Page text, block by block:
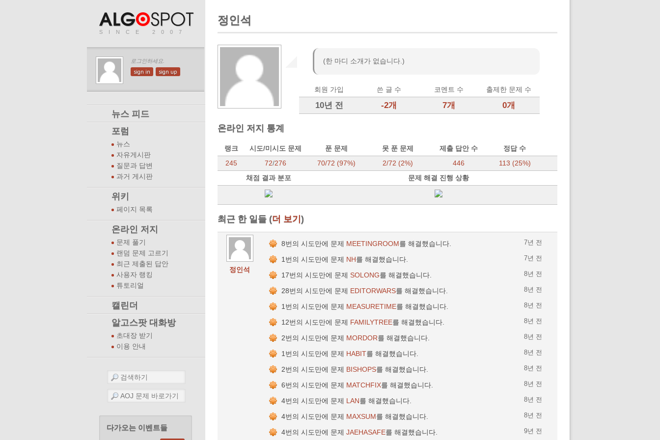
SINCE 2007
로그인하세요.
sign in sign up
뉴스 피드
포럼
뉴스
자유게시판
질문과 답변
과거 게시판
위키
페이지 목록
온라인 저지
문제 풀기
랜덤 문제 고르기
최근 제출된 답안
사용자 랭킹
튜토리얼
캘린더
알고스팟 대화방
초대장 받기
이용 안내
다가오는 이벤트들
정인석
(한 마디 소개가 없습니다.)
회원 가입 쓴 글 수 코멘트 수 출제한 문제 수
10년 전 -2개 7개 0개
온라인 저지 통계
랭크 시도/미시도 문제 푼 문제 못 푼 문제 제출 답안 수
정답 수
245
72/276 70/72 (97%) 2/72 (2%) 446
113 (25%)
채점 결과 분포
문제 해결 진행 상황
최근 한 일들 (더 보기)
정인석
7년 전
8번의 시도만에 문제 MEETINGROOM를 해결했습니다.
7년 전
1번의 시도만에 문제 NH를 해결했습니다.
8년 전
17번의 시도만에 문제 SOLONG를 해결했습니다.
8년 전
28번의 시도만에 문제 EDITORWARS를 해결했습니다.
8년 전
1번의 시도만에 문제 MEASURETIME를 해결했습니다.
8년 전
12번의 시도만에 문제 FAMILYTREE를 해결했습니다.
8년 전
2번의 시도만에 문제 MORDOR를 해결했습니다.
8년 전
1번의 시도만에 문제 HABIT를 해결했습니다.
8년 전
2번의 시도만에 문제 BISHOPS를 해결했습니다.
8년 전
6번의 시도만에 문제 MATCHFIX를 해결했습니다.
8년 전
4번의 시도만에 문제 LAN를 해결했습니다.
8년 전
4번의 시도만에 문제 MAXSUM를 해결했습니다.
9년 전
4번의 시도만에 문제 JAEHASAFE를 해결했습니다.